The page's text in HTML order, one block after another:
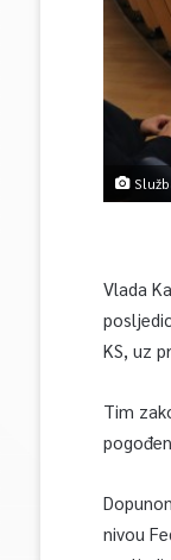
Vlada
KS, uz
Tim
nivou